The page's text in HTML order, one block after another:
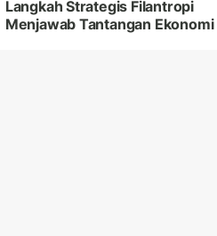
Langkah Strategis Filantropi
Menjawab Tantangan Ekonomi